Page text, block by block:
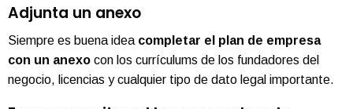
Adjunta un anexo
Siempre es buena idea completar el plan de empresa
con un anexo con los currículums de los fundadores del
negocio, licencias y cualquier tipo de dato legal importante.